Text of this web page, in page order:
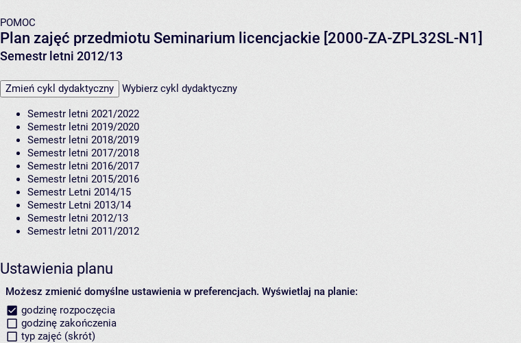
POMOC
Plan zajęć przedmiotu Seminarium licencjackie [2000-ZA-ZPL32SL-N1]
Semestr letni 2012/13
Zmień cykl dydaktyczny Wybierz cykl dydaktyczny
Semestr letni 2021/2022
Semestr letni 2019/2020
Semestr letni 2018/2019
Semestr letni 2017/2018
Semestr letni 2016/2017
Semestr letni 2015/2016
Semestr Letni 2014/15
Semestr Letni 2013/14
Semestr letni 2012/13
Semestr letni 2011/2012
Ustawienia planu
Możesz zmienić domyślne ustawienia w preferencjach. Wyświetlaj na planie:
godzinę rozpoczęcia
godzinę zakończenia
typ zajęć (skrót)